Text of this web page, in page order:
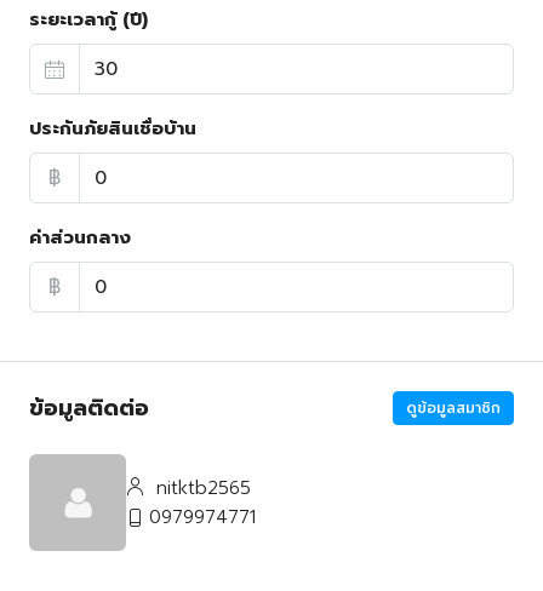
ระยะเวลากู้ (ปี)
ประกันภัยสินเชื่อบ้าน
฿
ค่าส่วนกลาง
฿
ข้อมูลติดต่อ ดูข้อมูลสมาชิก
nitktb2565
0979974771